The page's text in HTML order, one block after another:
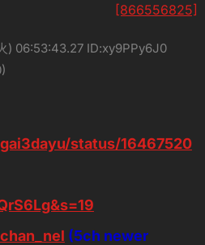
[866556825]
) 06:53:43.27 ID:xy9PPy6J0
status/16467520
(5ch newer